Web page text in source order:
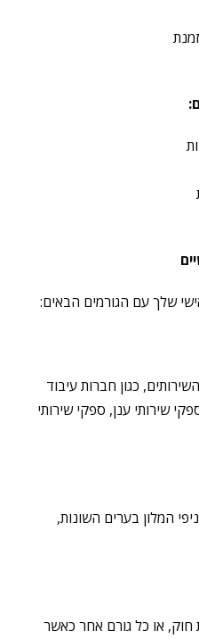
:
שלך עם הגורמים הבאים:
כגון חברות עיבוד
שירותי ענן, ספקי שירותי
המלון בערים השונות,
חוק, או כל גורם אחר כאשר